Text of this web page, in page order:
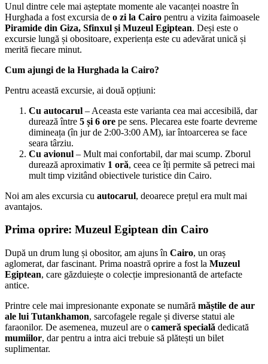
Unul dintre cele mai așteptate momente ale vacanței noastre în
Hurghada a fost excursia de o zi la Cairo pentru a vizita faimoasele
Piramide din Giza, Sfinxul și Muzeul Egiptean. Deși este o
excursie lungă și obositoare, experiența este cu adevărat unică și
merită fiecare minut.
Cum ajungi de la Hurghada la Cairo?
Pentru această excursie, ai două opțiuni:
Cu autocarul – Aceasta este varianta cea mai accesibilă, dar
durează între 5 și 6 ore pe sens. Plecarea este foarte devreme
dimineața (în jur de 2:00-3:00 AM), iar întoarcerea se face
seara târziu.
Cu avionul – Mult mai confortabil, dar mai scump. Zborul
durează aproximativ 1 oră, ceea ce îți permite să petreci mai
mult timp vizitând obiectivele turistice din Cairo.
Noi am ales excursia cu autocarul, deoarece prețul era mult mai
avantajos.
Prima oprire: Muzeul Egiptean din Cairo
După un drum lung și obositor, am ajuns în Cairo, un oraș
aglomerat, dar fascinant. Prima noastră oprire a fost la Muzeul
Egiptean, care găzduiește o colecție impresionantă de artefacte
antice.
Printre cele mai impresionante exponate se numără măștile de aur
ale lui Tutankhamon, sarcofagele regale și diverse statui ale
faraonilor. De asemenea, muzeul are o cameră specială dedicată
mumiilor, dar pentru a intra aici trebuie să plătești un bilet
suplimentar.